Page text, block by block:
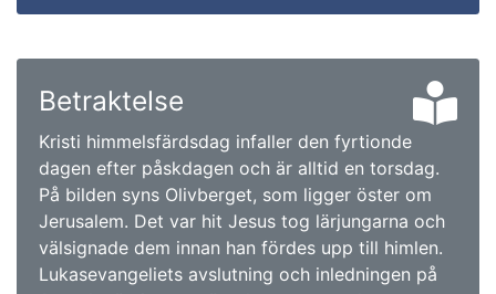
Betraktelse
Kristi himmelsfärdsdag infaller den fyrtionde
dagen efter påskdagen och är alltid en torsdag.
På bilden syns Olivberget, som ligger öster om
Jerusalem. Det var hit Jesus tog lärjungarna och
välsignade dem innan han fördes upp till himlen.
Lukasevangeliets avslutning och inledningen på